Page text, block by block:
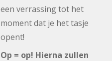
een verrassing tot het
moment dat je het tasje
opent!
Op = op! Hierna zullen